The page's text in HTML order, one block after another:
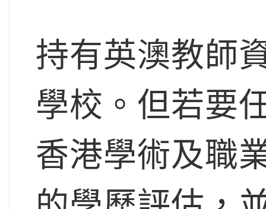
持有英澳教師
學校。但若要
香港學術及職